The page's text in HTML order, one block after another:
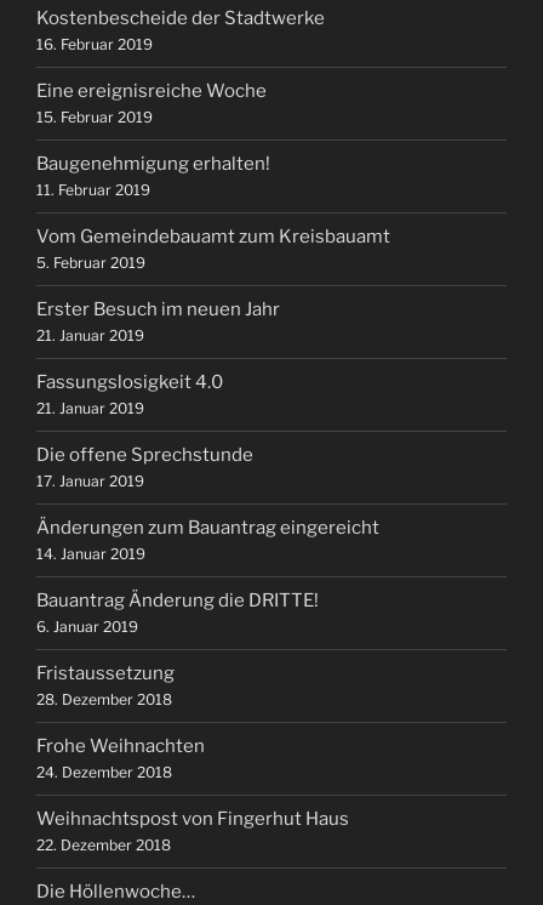
Kostenbescheide der Stadtwerke
16. Februar 2019
Eine ereignisreiche Woche
15. Februar 2019
Baugenehmigung erhalten!
11. Februar 2019
Vom Gemeindebauamt zum Kreisbauamt
5. Februar 2019
Erster Besuch im neuen Jahr
21. Januar 2019
Fassungslosigkeit 4.0
21. Januar 2019
Die offene Sprechstunde
17. Januar 2019
Änderungen zum Bauantrag eingereicht
14. Januar 2019
Bauantrag Änderung die DRITTE!
6. Januar 2019
Fristaussetzung
28. Dezember 2018
Frohe Weihnachten
24. Dezember 2018
Weihnachtspost von Fingerhut Haus
22. Dezember 2018
Die Höllenwoche…